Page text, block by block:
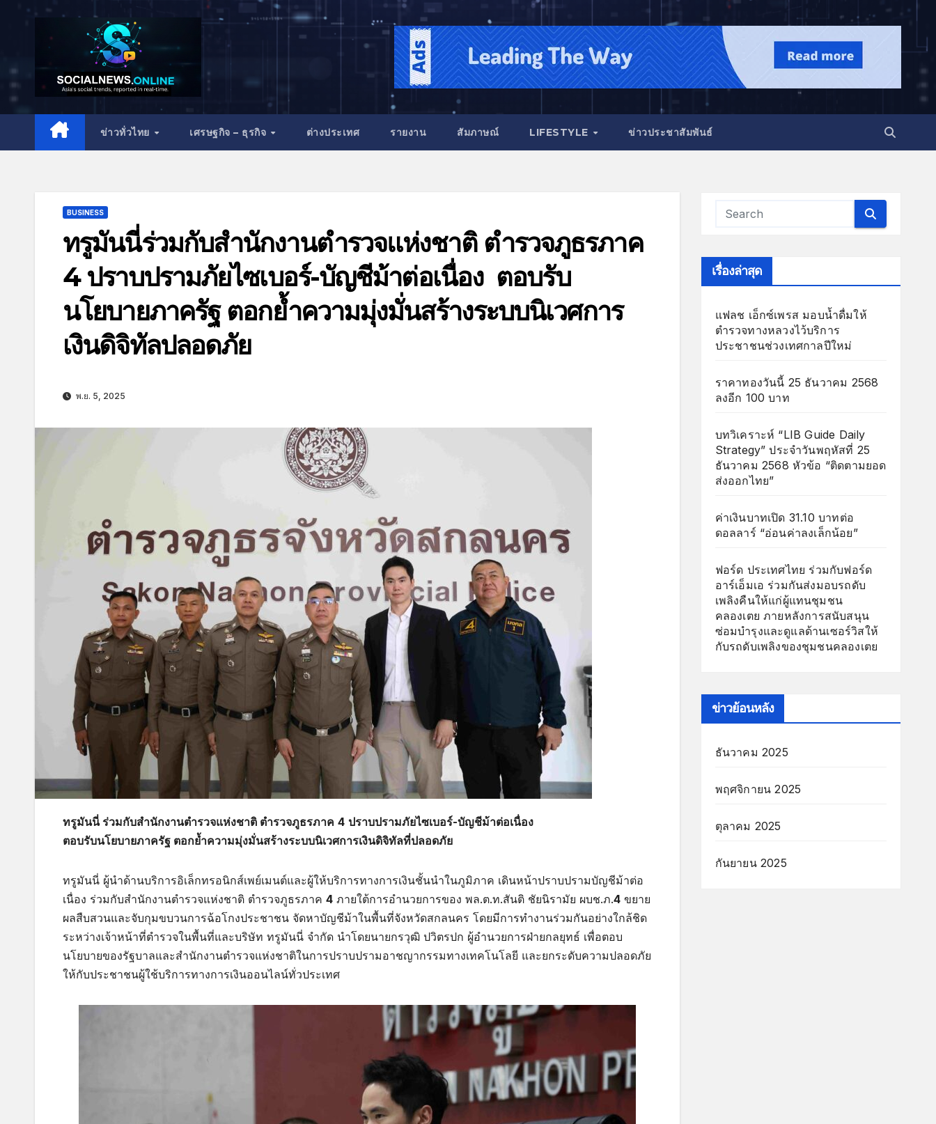
ข่าวทั่วไทย เศรษฐกิจ – ธุรกิจ ต่างประเทศ รายงาน สัมภาษณ์ LIFESTYLE ข่าวประชาสัมพันธ์
BUSINESS
ทรูมันนี่ร่วมกับสำนักงานตำรวจแห่งชาติ ตำรวจภูธรภาค
4 ปราบปรามภัยไซเบอร์-บัญชีม้าต่อเนื่อง ตอบรับ
นโยบายภาครัฐ ตอกย้ำความมุ่งมั่นสร้างระบบนิเวศการ
เงินดิจิทัลปลอดภัย
พ.ย. 5, 2025
ทรูมันนี่ ร่วมกับสำนักงานตำรวจแห่งชาติ ตำรวจภูธรภาค 4 ปราบปรามภัยไซเบอร์-บัญชีม้าต่อเนื่อง
ตอบรับนโยบายภาครัฐ ตอกย้ำความมุ่งมั่นสร้างระบบนิเวศการเงินดิจิทัลที่ปลอดภัย
ทรูมันนี่ ผู้นำด้านบริการอิเล็กทรอนิกส์เพย์เมนต์และผู้ให้บริการทางการเงินชั้นนำในภูมิภาค เดินหน้าปราบปรามบัญชีม้าต่อ
เนื่อง ร่วมกับสำนักงานตำรวจแห่งชาติ ตำรวจภูธรภาค 4 ภายใต้การอำนวยการของ พล.ต.ท.สันติ ชัยนิรามัย ผบช.ภ.4 ขยาย
ผลสืบสวนและจับกุมขบวนการฉ้อโกงประชาชน จัดหาบัญชีม้าในพื้นที่จังหวัดสกลนคร โดยมีการทำงานร่วมกันอย่างใกล้ชิด
ระหว่างเจ้าหน้าที่ตำรวจในพื้นที่และบริษัท ทรูมันนี่ จำกัด นำโดยนายกรวุฒิ ปวิตรปก ผู้อำนวยการฝ่ายกลยุทธ์ เพื่อตอบ
นโยบายของรัฐบาลและสำนักงานตำรวจแห่งชาติในการปราบปรามอาชญากรรมทางเทคโนโลยี และยกระดับความปลอดภัย
ให้กับประชาชนผู้ใช้บริการทางการเงินออนไลน์ทั่วประเทศ
เรื่องล่าสุด
แฟลช เอ็กซ์เพรส มอบน้ำดื่มให้
ตำรวจทางหลวงไว้บริการ
ประชาชนช่วงเทศกาลปีใหม่
ราคาทองวันนี้ 25 ธันวาคม 2568
ลงอีก 100 บาท
บทวิเคราะห์ “LIB Guide Daily
Strategy” ประจำวันพฤหัสที่ 25
ธันวาคม 2568 หัวข้อ “ติดตามยอด
ส่งออกไทย”
ค่าเงินบาทเปิด 31.10 บาทต่อ
ดอลลาร์ “อ่อนค่าลงเล็กน้อย”
ฟอร์ด ประเทศไทย ร่วมกับฟอร์ด
อาร์เอ็มเอ ร่วมกันส่งมอบรถดับ
เพลิงคืนให้แก่ผู้แทนชุมชน
คลองเตย ภายหลังการสนับสนุน
ซ่อมบำรุงและดูแลด้านเซอร์วิสให้
กับรถดับเพลิงของชุมชนคลองเตย
ข่าวย้อนหลัง
ธันวาคม 2025
พฤศจิกายน 2025
ตุลาคม 2025
กันยายน 2025